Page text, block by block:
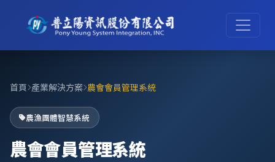
首頁 產業解決方案 農會會員管理系統
農漁團體智慧系統
農會會員管理系統